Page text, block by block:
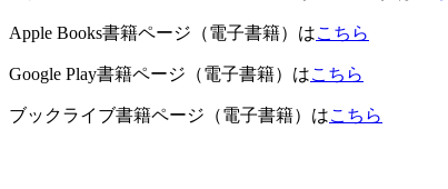
Apple Books書籍ページ（電子書籍）はこちら
Google Play書籍ページ（電子書籍）はこちら
ブックライブ書籍ページ（電子書籍）はこちら